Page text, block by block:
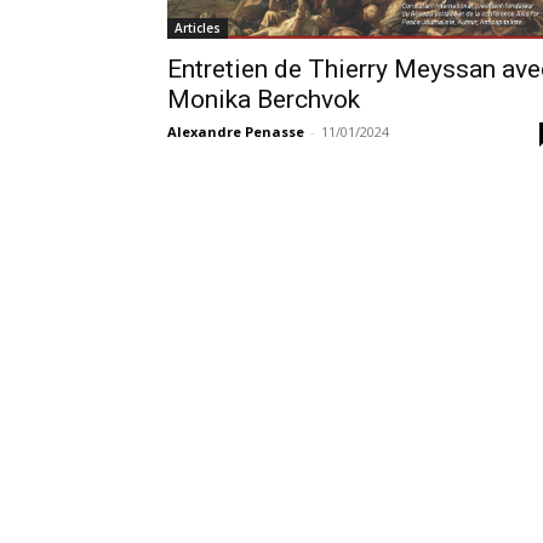
Articles
Entretien de Thierry Meyssan
Monika Berchvok
Alexandre Penasse - 11/01/2024